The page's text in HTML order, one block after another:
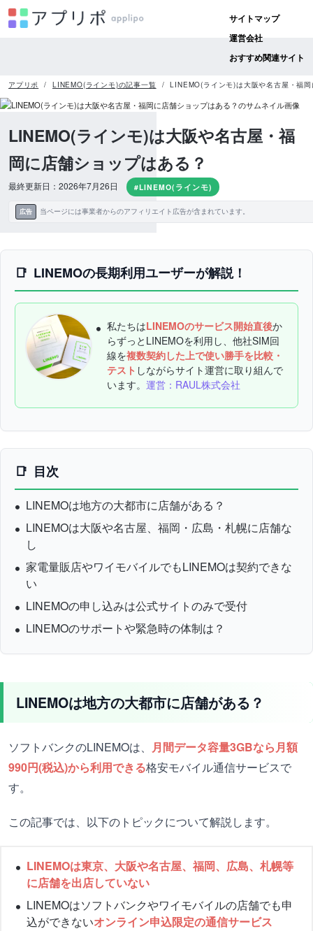
サイトマップ
運営会社
おすすめ関連サイト
アプリポ LINEMO(ラインモ)の記事一覧 LINEMO(ラインモ)は大阪や名古屋・福
LINEMO(ラインモ)は大阪や名古屋・福
岡に店舗ショップはある？
最終更新日：2026年7月26日 #LINEMO(ラインモ)
広告 当ページには事業者からのアフィリエイト広告が含まれています。
LINEMOの長期利用ユーザーが解説！
私たちはLINEMOのサービス開始直後か
らずっとLINEMOを利用し、他社SIM回
線を複数契約した上で使い勝手を比較・
テスト しながらサイト運営に取り組んで
います。 運営：RAUL株式会社
目次
LINEMOは地方の大都市に店舗がある？
LINEMOは大阪や名古屋、福岡・広島・札幌に店舗な
し
家電量販店やワイモバイルでもLINEMOは契約できな
い
LINEMOの申し込みは公式サイトのみで受付
LINEMOのサポートや緊急時の体制は？
LINEMOは地方の大都市に店舗がある？
ソフトバンクのLINEMOは、 月間データ容量3GBなら月額
990円(税込)から利用できる格安モバイル通信サービスで
す。
この記事では、以下のトピックについて解説します。
LINEMOは東京、大阪や名古屋、福岡、広島、札幌等
に店舗を出店していない
LINEMOはソフトバンクやワイモバイルの店舗でも申
込ができないオンライン申込限定の通信サービス